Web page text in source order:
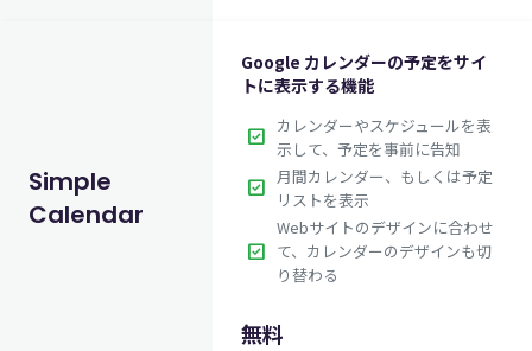
Simple
Calendar
Google カレンダーの予定をサイ
トに表示する機能
check_box カレンダーやスケジュールを表
示して、予定を事前に告知
check_box 月間カレンダー、もしくは予定
リストを表示
check_box
Webサイトのデザインに合わせ
て、カレンダーのデザインも切
り替わる
無料